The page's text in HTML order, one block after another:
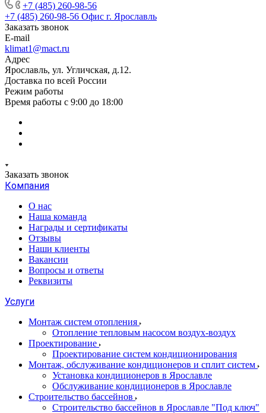
+7 (485) 260-98-56
+7 (485) 260-98-56 Офис г. Ярославль
Заказать звонок
E-mail
klimat1@mact.ru
Адрес
Ярославль, ул. Угличская, д.12.
Доставка по всей России
Режим работы
Время работы с 9:00 до 18:00
Заказать звонок
Компания
О нас
Наша команда
Награды и сертификаты
Отзывы
Наши клиенты
Вакансии
Вопросы и ответы
Реквизиты
Услуги
Монтаж систем отопления
Отопление тепловым насосом воздух-воздух
Проектирование
Проектирование систем кондиционирования
Монтаж, обслуживание кондиционеров и сплит систем
Установка кондиционеров в Ярославле
Обслуживание кондиционеров в Ярославле
Строительство бассейнов
Строительство бассейнов в Ярославле "Под ключ"